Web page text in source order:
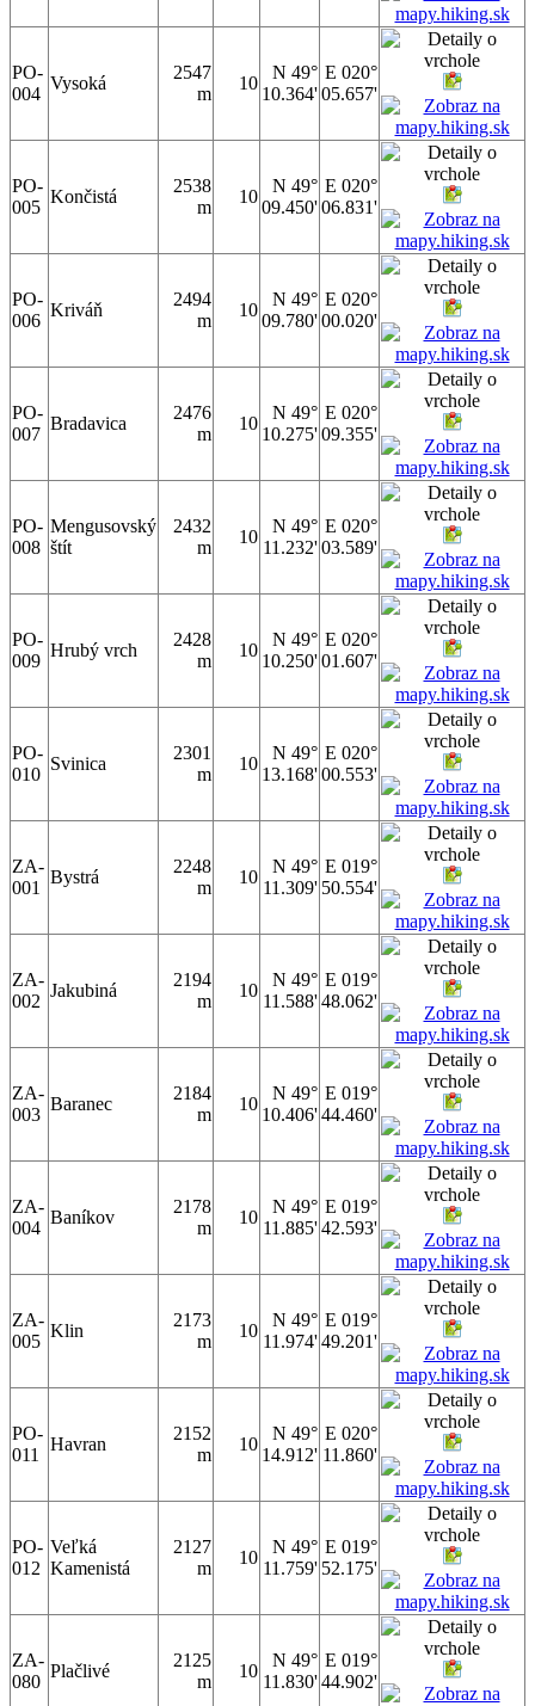
PO-
004
Vysoká
2547
m
10
N 49°
10.364'
E 020°
05.657'
PO-
005
Končistá
2538
m
10
N 49°
09.450'
E 020°
06.831'
PO-
006
Kriváň
2494
m
10
N 49°
09.780'
E 020°
00.020'
PO-
007
Bradavica
2476
m
10
N 49°
10.275'
E 020°
09.355'
PO-
008
Mengusovský
štít
2432
m
10
N 49°
11.232'
E 020°
03.589'
PO-
009
Hrubý vrch
2428
m
10
N 49°
10.250'
E 020°
01.607'
PO-
010
Svinica
2301
m
10
N 49°
13.168'
E 020°
00.553'
ZA-
001
Bystrá
2248
m
10
N 49°
11.309'
E 019°
50.554'
ZA-
002
Jakubiná
2194
m
10
N 49°
11.588'
E 019°
48.062'
ZA-
003
Baranec
2184
m
10
N 49°
10.406'
E 019°
44.460'
ZA-
004
Baníkov
2178
m
10
N 49°
11.885'
E 019°
42.593'
ZA-
005
Klin
2173
m
10
N 49°
11.974'
E 019°
49.201'
PO-
011
Havran
2152
m
10
N 49°
14.912'
E 020°
11.860'
PO-
012
Veľká
Kamenistá
2127
m
10
N 49°
11.759'
E 019°
52.175'
ZA-
080
Plačlivé
2125
m
10
N 49°
11.830'
E 019°
44.902'